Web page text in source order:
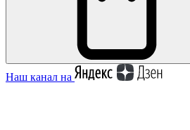
Наш канал на